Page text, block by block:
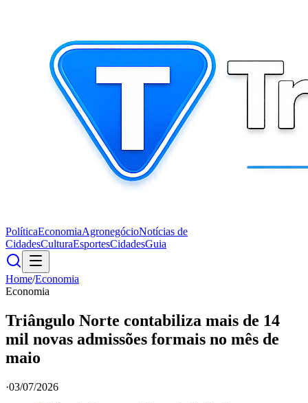
PolíticaEconomiaAgronegócioNotícias de
CidadesCulturaEsportesCidadesGuia
Home/Economia
Economia
Triângulo Norte contabiliza mais de 14
mil novas admissões formais no mês de
maio
·03/07/2026